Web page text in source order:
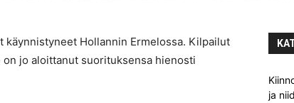
käynnistyneet Hollannin Ermelossa. Kilpailut
jo aloittanut suorituksensa hienosti
ja